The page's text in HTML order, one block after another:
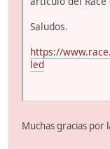
Saludos.
https://
led
Muchas gracias por